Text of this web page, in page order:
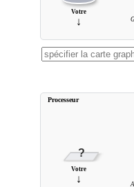
Votre
↓
?
Votre
↓
Processeur